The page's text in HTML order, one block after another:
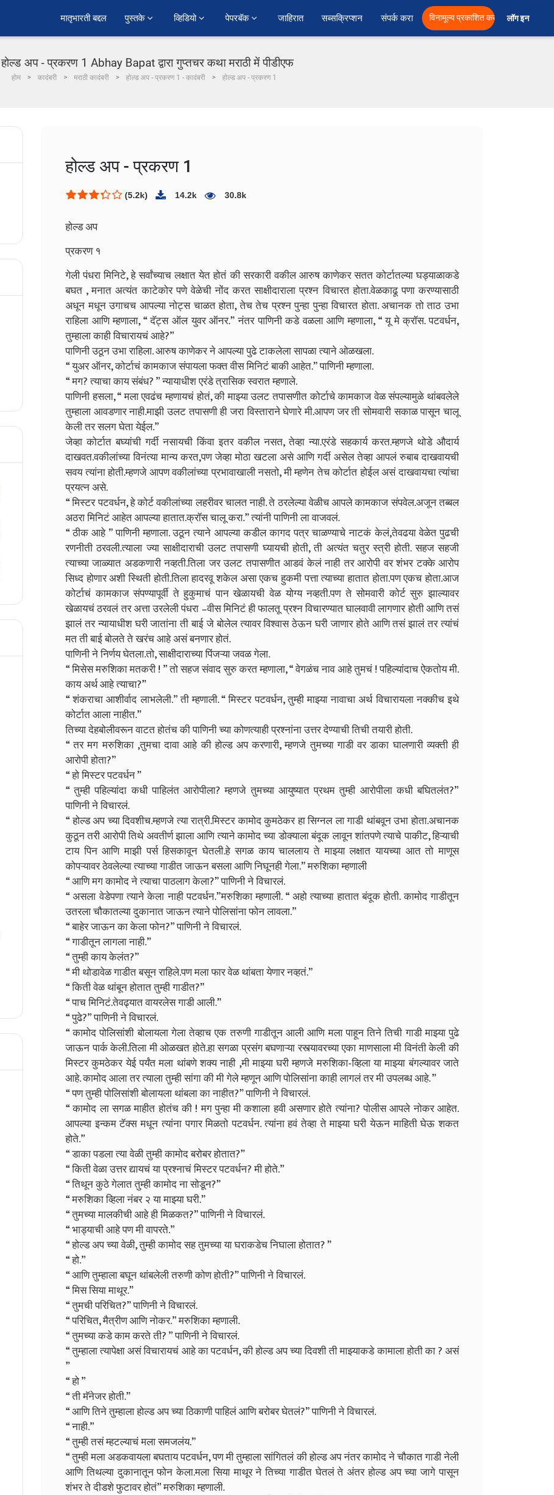
﻿मातृभारती बद्दल पुस्तके व्हिडियो पेपरबॅक जाहिरात सब्सक्रिप्शन संपर्क करा विनामूल्य प्रकाशित करा लॉग इन
होल्ड अप - प्रकरण 1 Abhay Bapat द्वारा गुप्तचर कथा मराठी में पीडीएफ
होम कादंबरी मराठी कादंबरी होल्ड अप - प्रकरण 1 - कादंबरी होल्ड अप - प्रकरण 1
होल्ड अप - प्रकरण 1
(5.2k) 14.2k 30.8k
होल्ड अप
प्रकरण १
गेली पंधरा मिनिटे, हे सर्वांच्याच लक्षात येत होतं की सरकारी वकील आरुष काणेकर सतत कोर्टातल्या घड्याळाकडे
बघत , मनात अत्यंत काटेकोर पणे वेळेची नोंद करत साक्षीदाराला प्रश्न विचारत होता.वेळकाढू पणा करण्यासाठी
अधून मधून उगाचच आपल्या नोट्स चाळत होता, तेच तेच प्रश्न पुन्हा पुन्हा विचारत होता.अचानक तो ताठ उभा
राहिला आणि म्हणाला, “ दॅट्स ऑल युवर ऑनर.”नंतर पाणिनी कडे वळला आणि म्हणाला, “ यू मे क्रॉस. पटवर्धन,
तुम्हाला काही विचारायचं आहे?”
पाणिनी उठून उभा राहिला. आरुष काणेकर ने आपल्या पुढे टाकलेला सापळा त्याने ओळखला.
“ युअर ऑनर, कोर्टाचं कामकाज संपायला फक्त वीस मिनिटं बाकी आहेत.” पाणिनी म्हणाला.
“ मग? त्याचा काय संबंध? ” न्यायाधीश एरंडे त्रासिक स्वरात म्हणाले.
पाणिनी हसला, “ मला एवढंच म्हणायचं होतं, की माझ्या उलट तपासणीत कोर्टाचे कामकाज वेळ संपल्यामुळे थांबवलेले
तुम्हाला आवडणार नाही.माझी उलट तपासणी ही जरा विस्ताराने घेणारे मी.आपण जर ती सोमवारी सकाळ पासून चालू
केली तर सलग घेता येईल.”
जेव्हा कोर्टात बघ्यांची गर्दी नसायची किंवा इतर वकील नसत, तेव्हा न्या.एरंडे सहकार्य करत.म्हणजे थोडे औदार्य
दाखवत.वकीलांच्या विनंत्या मान्य करत,पण जेव्हा मोठा खटला असे आणि गर्दी असेल तेव्हा आपलं रुबाब दाखवायची
सवय त्यांना होती.म्हणजे आपण वकीलांच्या प्रभावाखाली नसतो, मी म्हणेन तेच कोर्टात होईल असं दाखवायचा त्यांचा
प्रयत्न असे.
“ मिस्टर पटवर्धन, हे कोर्ट वकीलांच्या लहरीवर चालत नाही. ते ठरलेल्या वेळीच आपले कामकाज संपवेल.अजून तब्बल
अठरा मिनिटं आहेत आपल्या हातात.क्रॉस चालू करा.” त्यांनी पाणिनी ला वाजवलं.
“ ठीक आहे ” पाणिनी म्हणाला. उठून त्याने आपल्या कडील कागद पत्र चाळण्याचे नाटकं केलं,तेवढया वेळेत पुढची
रणनीती ठरवली.त्याला ज्या साक्षीदाराची उलट तपासणी घ्यायची होती, ती अत्यंत चतुर स्त्री होती. सहज सहजी
त्याच्या जाळ्यात अडकणारी नव्हती.तिला जर उलट तपासणीत आडवं केलं नाही तर आरोपी वर शंभर टक्के आरोप
सिध्द होणार अशी स्थिती होती.तिला हादरवू शकेल असा एकच हुकमी पत्ता त्याच्या हातात होता.पण एकच होता.आज
कोर्टाचं कामकाज संपण्यापूर्वी ते हुकुमाचं पान खेळायची वेळ योग्य नव्हती.पण ते सोमवारी कोर्ट सुरु झाल्यावर
खेळायचं ठरवलं तर अत्ता उरलेली पंधरा –वीस मिनिटं ही फालतू प्रश्न विचारण्यात घालवावी लागणार होती आणि तसं
झालं तर न्यायाधीश घरी जातांना ती बाई जे बोलेल त्यावर विश्वास ठेऊन घरी जाणार होते आणि तसं झालं तर त्यांचं
मत ती बाई बोलते ते खरंच आहे असं बनणार होतं.
पाणिनी ने निर्णय घेतला.तो, साक्षीदाराच्या पिंजऱ्या जवळ गेला.
“ मिसेस मरुशिका मतकरी ! ” तो सहज संवाद सुरु करत म्हणाला, “ वेगळंच नाव आहे तुमचं ! पहिल्यांदाच ऐकतोय मी.
काय अर्थ आहे त्याचा?”
“ शंकराचा आशीर्वाद लाभलेली.” ती म्हणाली. “ मिस्टर पटवर्धन, तुम्ही माझ्या नावाचा अर्थ विचारायला नक्कीच इथे
कोर्टात आला नाहीत.”
तिच्या देहबोलीवरून वाटत होतंच की पाणिनी च्या कोणत्याही प्रश्नांना उत्तर देण्याची तिची तयारी होती.
“ तर मग मरुशिका ,तुमचा दावा आहे की होल्ड अप करणारी, म्हणजे तुमच्या गाडी वर डाका घालणारी व्यक्ती ही
आरोपी होता?”
“ हो मिस्टर पटवर्धन ”
“ तुम्ही पहिल्यांदा कधी पाहिलंत आरोपीला? म्हणजे तुमच्या आयुष्यात प्रथम तुम्ही आरोपीला कधी बघितलंत?”
पाणिनी ने विचारलं.
“ होल्ड अप च्या दिवशीच.म्हणजे त्या रात्री.मिस्टर कामोद कुमठेकर हा सिग्नल ला गाडी थांबवून उभा होता.अचानक
कुठून तरी आरोपी तिथे अवतीर्ण झाला आणि त्याने कामोद च्या डोक्याला बंदूक लावून शांतपणे त्याचे पाकीट, हिऱ्याची
टाय पिन आणि माझी पर्स हिसकावून घेतली.हे सगळ काय चाललाय ते माझ्या लक्षात यायच्या आत तो माणूस
कोपऱ्यावर ठेवलेल्या त्याच्या गाडीत जाऊन बसला आणि निघूनही गेला.” मरुशिका म्हणाली
“ आणि मग कामोद ने त्याचा पाठलाग केला?” पाणिनी ने विचारलं.
“ असला वेडेपणा त्याने केला नाही पटवर्धन.”मरुशिका म्हणाली. “ अहो त्याच्या हातात बंदूक होती. कामोद गाडीतून
उतरला चौकातल्या दुकानात जाऊन त्याने पोलिसांना फोन लावला.”
“ बाहेर जाऊन का केला फोन?” पाणिनी ने विचारलं.
“ गाडीतून लागला नाही.”
“ तुम्ही काय केलंत?”
“ मी थोडावेळ गाडीत बसून राहिले.पण मला फार वेळ थांबता येणार नव्हतं.”
“ किती वेळ थांबून होतात तुम्ही गाडीत?”
“ पाच मिनिटं.तेवढ्यात वायरलेस गाडी आली.”
“ पुढे?” पाणिनी ने विचारलं.
“ कामोद पोलिसांशी बोलायला गेला तेव्हाच एक तरुणी गाडीतून आली आणि मला पाहून तिने तिची गाडी माझ्या पुढे
जाऊन पार्क केली.तिला मी ओळखत होते.हा सगळा प्रसंग बघणाऱ्या रस्त्यावरच्या एका माणसाला मी विनंती केली की
मिस्टर कुमठेकर येई पर्यंत मला थांबणे शक्य नाही ,मी माझ्या घरी म्हणजे मरुशिका-व्हिला या माझ्या बंगल्यावर जाते
आहे. कामोद आला तर त्याला तुम्ही सांगा की मी गेले म्हणून आणि पोलिसांना काही लागलं तर मी उपलब्ध आहे. ”
“ पण तुम्ही पोलिसांशी बोलायला थांबला का नाहीत?” पाणिनी ने विचारलं.
“ कामोद ला सगळ माहीत होतंच की ! मग पुन्हा मी कशाला हवी असणार होते त्यांना? पोलीस आपले नोकर आहेत.
आपल्या इन्कम टॅक्स मधून त्यांना पगार मिळतो पटवर्धन. त्यांना हवं तेव्हा ते माझ्या घरी येऊन माहिती घेऊ शकत
होते.”
“ डाका पडला त्या वेळी तुम्ही कामोद बरोबर होतात?”
“ किती वेळा उत्तर द्यायचं या प्रश्नाचं मिस्टर पटवर्धन? मी होते.”
“ तिथून कुठे गेलात तुम्ही कामोद ना सोडून?”
“ मरुशिका व्हिला नंबर २ या माझ्या घरी.”
“ तुमच्या मालकीची आहे ही मिळकत?” पाणिनी ने विचारलं.
“ भाड्याची आहे पण मी वापरते.”
“ होल्ड अप च्या वेळी, तुम्ही कामोद सह तुमच्या या घराकडेच निघाला होतात? ”
“ हो.”
“ आणि तुम्हाला बघून थांबलेली तरुणी कोण होती?” पाणिनी ने विचारलं.
“ मिस सिया माथूर.”
“ तुमची परिचित?” पाणिनी ने विचारलं.
“ परिचित, मैत्रीण आणि नोकर.” मरुशिका म्हणाली.
“ तुमच्या कडे काम करते ती? ” पाणिनी ने विचारलं.
“ तुम्हाला त्यापेक्षा असं विचारायचं आहे का पटवर्धन, की होल्ड अप च्या दिवशी ती माझ्याकडे कामाला होती का ? असं
”
“ हो ”
“ ती मॅनेजर होती.”
“ आणि तिने तुम्हाला होल्ड अप च्या ठिकाणी पाहिलं आणि बरोबर घेतलं?” पाणिनी ने विचारलं.
“ नाही.”
“ तुम्ही तसं म्हटल्याचं मला समजलंय.”
“ तुम्ही मला अडकवायला बघताय पटवर्धन, पण मी तुम्हाला सांगितलं की होल्ड अप नंतर कामोद ने चौकात गाडी नेली
आणि तिथल्या दुकानातून फोन केला.मला सिया माथूर ने तिच्या गाडीत घेतलं ते अंतर होल्ड अप च्या जागे पासून
शंभर ते दीडशे फुटावर होतं” मरुशिका म्हणाली.